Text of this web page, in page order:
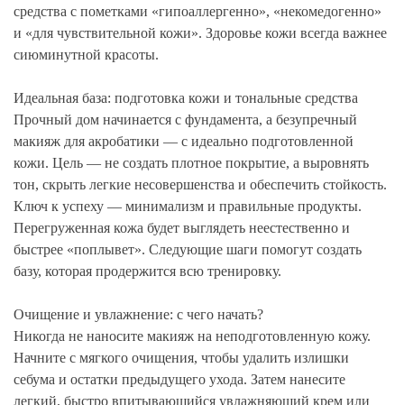
средства с пометками «гипоаллергенно», «некомедогенно»
и «для чувствительной кожи». Здоровье кожи всегда важнее
сиюминутной красоты.
Идеальная база: подготовка кожи и тональные средства
Прочный дом начинается с фундамента, а безупречный
макияж для акробатики — с идеально подготовленной
кожи. Цель — не создать плотное покрытие, а выровнять
тон, скрыть легкие несовершенства и обеспечить стойкость.
Ключ к успеху — минимализм и правильные продукты.
Перегруженная кожа будет выглядеть неестественно и
быстрее «поплывет». Следующие шаги помогут создать
базу, которая продержится всю тренировку.
Очищение и увлажнение: с чего начать?
Никогда не наносите макияж на неподготовленную кожу.
Начните с мягкого очищения, чтобы удалить излишки
себума и остатки предыдущего ухода. Затем нанесите
легкий, быстро впитывающийся увлажняющий крем или